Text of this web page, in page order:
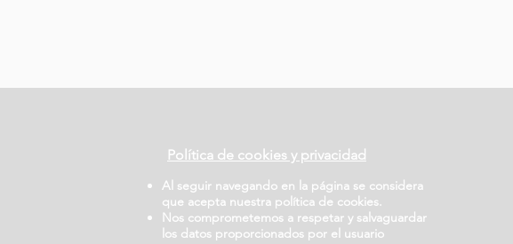
Política de cookies y privacidad
Al seguir navegando en la página se considera
que acepta nuestra política de cookies.
Nos comprometemos a respetar y salvaguardar
los datos proporcionados por el usuario